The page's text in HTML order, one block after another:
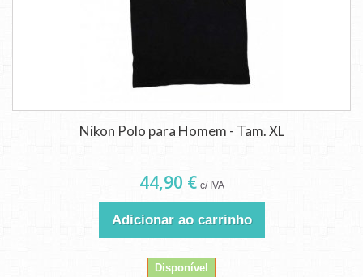
Nikon Polo para Homem - Tam. XL
44,90 € c/ IVA
Adicionar ao carrinho
Disponível